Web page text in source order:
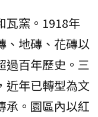
瓦窯。1918年
、地磚、花磚以
過百年歷史。三
近年已轉型為文
承。園區內以紅